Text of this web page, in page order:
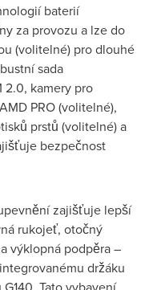
baterií
za provozu a lze do
(volitelné) pro dlouhé
sada
2.0, kamery pro
PRO (volitelné),
prstů (volitelné) a
bezpečnost
zajišťuje lepší
rukojeť, otočný
výklopná podpěra –
držáku